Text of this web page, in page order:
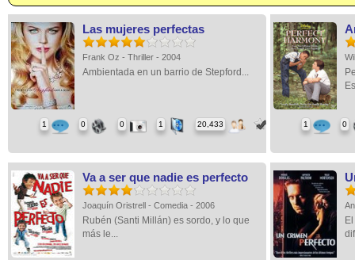
Las mujeres perfectas
Frank Oz - Thriller - 2004
Ambientada en un barrio de Stepford...
1 0 0 1 20,433 1 0
Va a ser que nadie es perfecto
Joaquín Oristrell - Comedia - 2006
Rubén (Santi Millán) es sordo, y lo que
más le...